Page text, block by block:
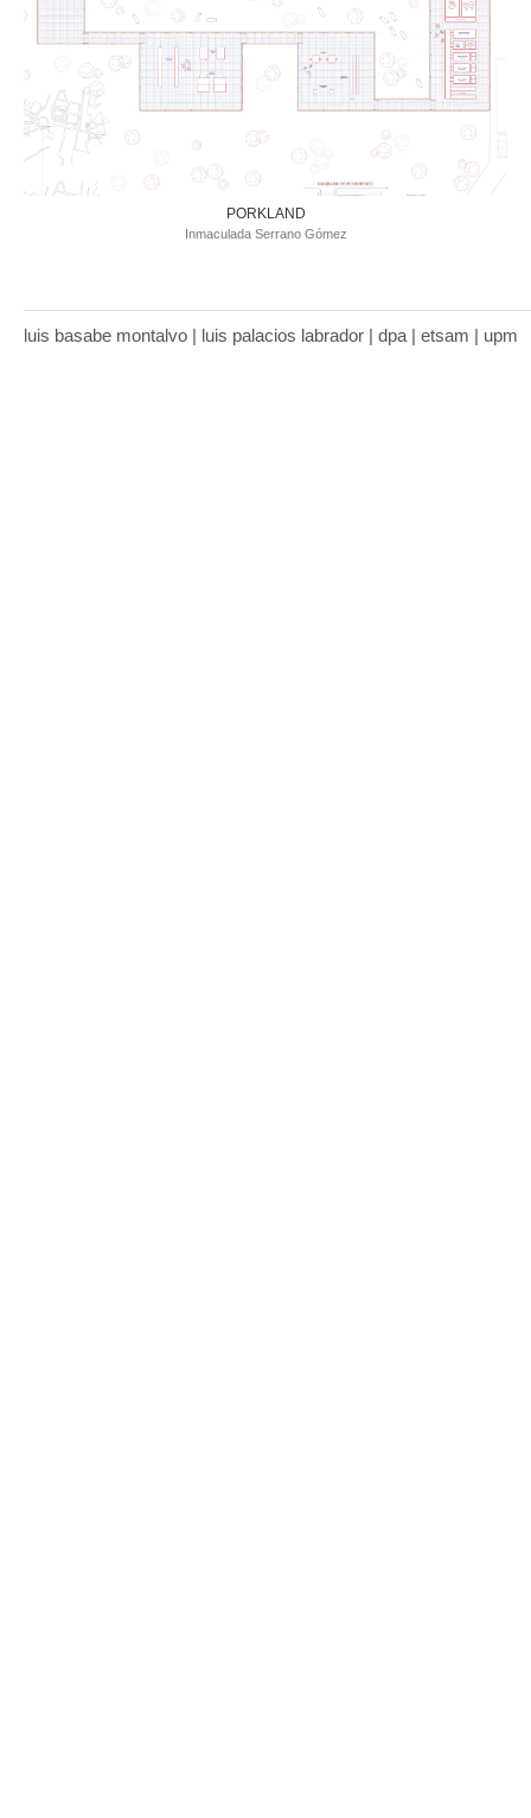
vegetacion vegetación viñedos vino visión
vision vivienda vivienda adosada vivienda en
altura vivienda minima vivienda social vivienda temporal
yoga
PORKLAND
Inmaculada Serrano Gómez
luis basabe montalvo | luis palacios labrador | dpa | etsam | upm